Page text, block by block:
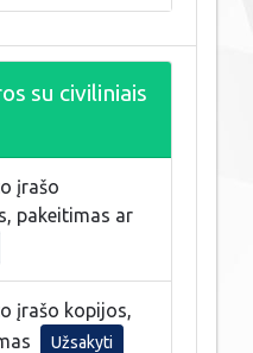
su civiliniais
įrašo
pakeitimas ar
įrašo kopijos,
Užsakyti